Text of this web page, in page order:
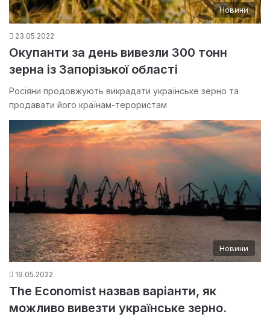
Новини
23.05.2022
Окупанти за день вивезли 300 тонн
зерна із Запорізької області
Росіяни продовжують викрадати українське зерно та
продавати його країнам-терористам
Новини
19.05.2022
The Economist назвав варіанти, як
можливо вивезти українське зерно.